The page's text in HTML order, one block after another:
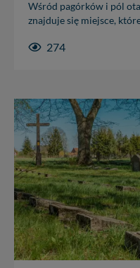
Wśród pagórków i pól
znajduje się miejsce,
274